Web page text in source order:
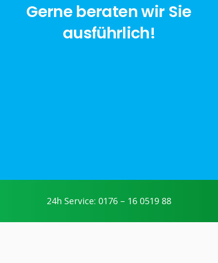
Gerne beraten wir Sie
ausführlich!
24h Service: 0176 – 16 0519 88